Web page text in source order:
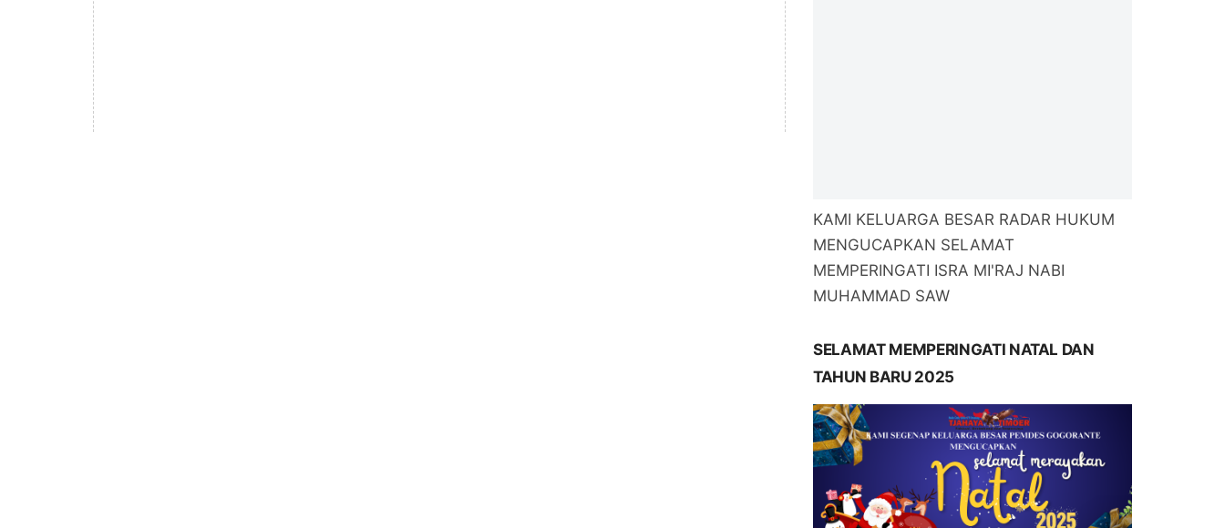
KAMI KELUARGA BESAR RADAR HUKUM
MENGUCAPKAN SELAMAT
MEMPERINGATI ISRA MI'RAJ NABI
MUHAMMAD SAW
SELAMAT MEMPERINGATI NATAL DAN
TAHUN BARU 2025